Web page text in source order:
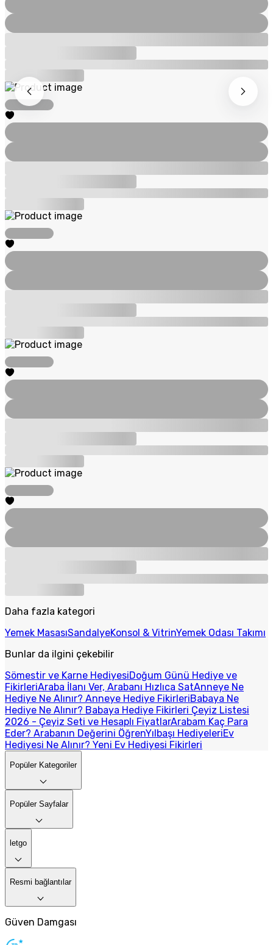
Daha fazla kategori
Yemek MasasıSandalyeKonsol & VitrinYemek Odası Takımı
Bunlar da ilgini çekebilir
Sömestir ve Karne HediyesiDoğum Günü Hediye ve
FikirleriAraba İlanı Ver, Arabanı Hızlıca SatAnneye Ne
Hediye Ne Alınır? Anneye Hediye FikirleriBabaya Ne
Hediye Ne Alınır? Babaya Hediye Fikirleri Çeyiz Listesi
2026 - Çeyiz Seti ve Hesaplı FiyatlarArabam Kaç Para
Eder? Arabanın Değerini ÖğrenYılbaşı HediyeleriEv
Hediyesi Ne Alınır? Yeni Ev Hediyesi Fikirleri
Popüler Kategoriler
Popüler Sayfalar
letgo
Resmi bağlantılar
Güven Damgası